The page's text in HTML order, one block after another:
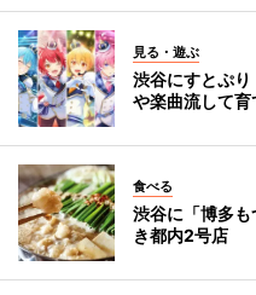
見る・遊ぶ
渋谷にすとぷ
や楽曲流して育
食べる
渋谷に「博多
き都内2号店